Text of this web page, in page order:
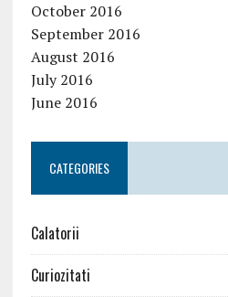
October 2016
September 2016
August 2016
July 2016
June 2016
CATEGORIES
Calatorii
Curiozitati